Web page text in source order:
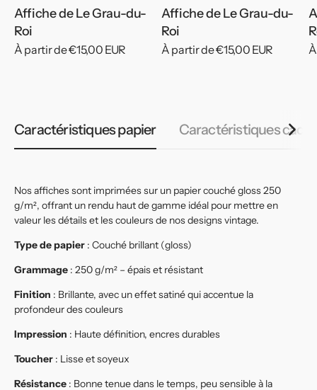
Affiche de Le Grau-du-
Roi
Prix
À partir de €15,00 EUR
Affiche de Le Grau-du-
Roi
Prix
À partir de €15,00 EUR
Caractéristiques papier Caractéristiques cadre
Nos affiches sont imprimées sur un papier couché gloss 250
g/m², offrant un rendu haut de gamme idéal pour mettre en
valeur les détails et les couleurs de nos designs vintage.
Type de papier : Couché brillant (gloss)
Grammage : 250 g/m² – épais et résistant
Finition : Brillante, avec un effet satiné qui accentue la
profondeur des couleurs
Impression : Haute définition, encres durables
Toucher : Lisse et soyeux
Résistance : Bonne tenue dans le temps, peu sensible à la